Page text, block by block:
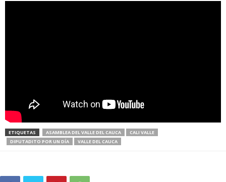
ETIQUETAS ASAMBLEA DEL VALLE DEL CAUCA
CALI VALLE
DIPUTADITO POR UN DÍA
VALLE DEL CAUCA